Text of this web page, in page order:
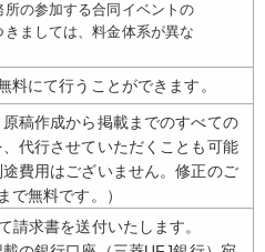
所の参加する合同イベントの
きましては、料金体系が異な
料にて行うことができます。
稿作成から掲載までのすべての
代行させていただくことも可能
費用はございません。修正のご
で無料です。）
請求書を送付いたします。